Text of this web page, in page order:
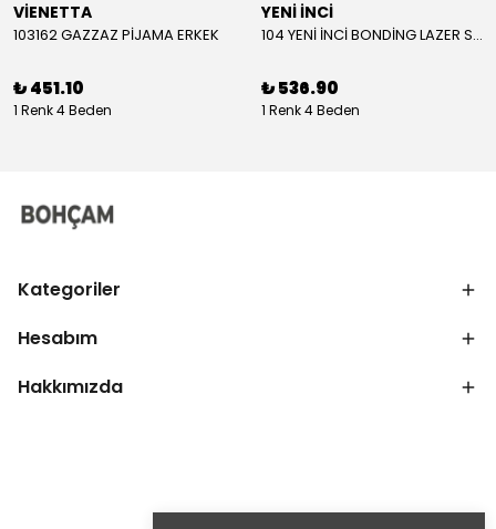
VİENETTA
103162 GAZZAZ PİJAMA ERKEK
₺ 451.10
1 Renk 4 Beden
YENİ İNCİ
104 YENİ İNCİ BONDİNG LAZER SÜTYEN KADIN
₺ 536.90
1 Renk 4 Beden
Kategoriler
Hesabım
Hakkımızda